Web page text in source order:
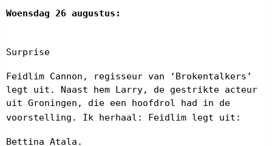
Woensdag 26 augustus:
Surprise
Feidlim Cannon, regisseur van ‘Brokentalkers’
legt uit. Naast hem Larry, de gestrikte acteur
uit Groningen, die een hoofdrol had in de
voorstelling. Ik herhaal: Feidlim legt uit:
Bettina Atala.